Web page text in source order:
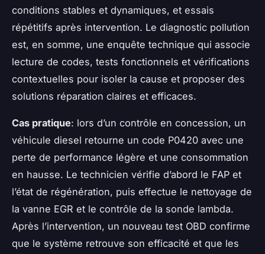
conditions stables et dynamiques, et essais
répétitifs après intervention. Le diagnostic pollution
est, en somme, une enquête technique qui associe
lecture de codes, tests fonctionnels et vérifications
contextuelles pour isoler la cause et proposer des
solutions réparation claires et efficaces.
Cas pratique: lors d’un contrôle en concession, un
véhicule diesel retourne un code P0420 avec une
perte de performance légère et une consommation
en hausse. Le technicien vérifie d’abord le FAP et
l’état de régénération, puis effectue le nettoyage de
la vanne EGR et le contrôle de la sonde lambda.
Après l’intervention, un nouveau test OBD confirme
que le système retrouve son efficacité et que les